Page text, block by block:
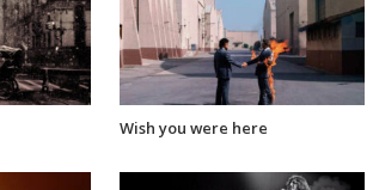
Wish you were here